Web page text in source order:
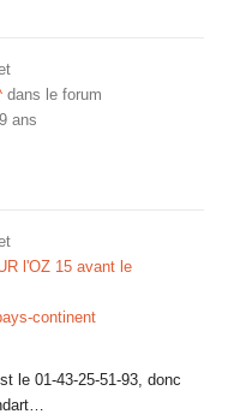
dans le forum
ans
l'OZ 15 avant le
continent
le 01-43-25-51-93, donc